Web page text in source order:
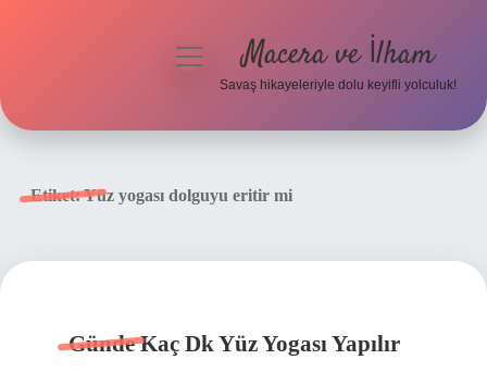
menüyüMacera ve İlham
Savaş hikayeleriyle dolu keyifli yolculuk!
Etiket:Yüz yogası dolguyu eritir mi
Günde Kaç Dk Yüz Yogası Yapılır